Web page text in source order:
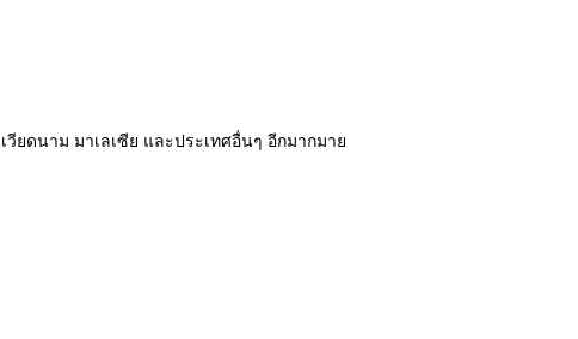
ยดนาม มาเลเซีย และประเทศอื่นๆ อีกมากมาย